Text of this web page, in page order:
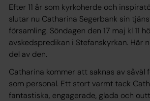
Efter 11 år som kyrkoherde och
slutar nu Catharina Segerbank sin
församling. Söndagen den 17 maj kl 11
avskedspredikan i Stefanskyrkan. Här
del av den.
Catharina kommer att saknas av såväl
som personal. Ett stort varmt tack
fantastiska, engagerade, glada och